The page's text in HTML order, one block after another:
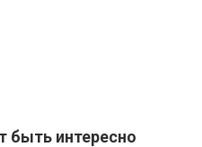
интересно